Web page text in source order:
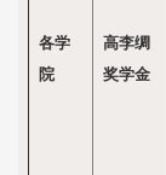
各学
院
高李绸
奖学金